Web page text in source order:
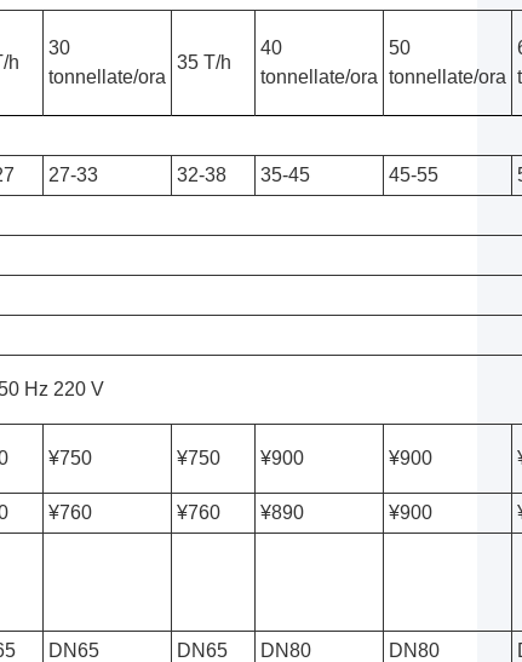
h
30
tonnellate/ora
35 T/h
40
tonnellate/ora
50
tonnellate/ora
27-33 32-38 35-45 45-55
Hz 220 V
¥750 ¥750 ¥900 ¥900
¥760 ¥760 ¥890 ¥900
DN65 DN65 DN80 DN80